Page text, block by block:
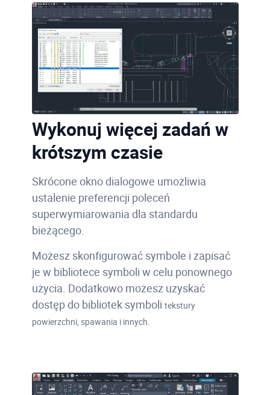
Wykonuj więcej zadań w
krótszym czasie
Skrócone okno dialogowe umożliwia
ustalenie preferencji poleceń
superwymiarowania dla standardu
bieżącego.
Możesz skonfigurować symbole i zapisać
je w bibliotece symboli w celu ponownego
użycia. Dodatkowo możesz uzyskać
dostęp do bibliotek symboli tekstury
powierzchni, spawania i innych.